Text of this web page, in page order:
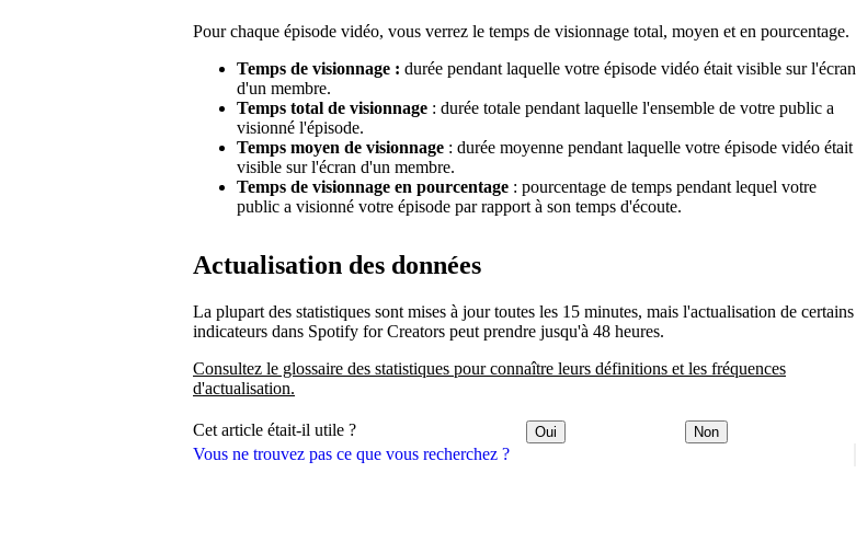
Vous ne trouvez pas ce que vous recherchez ?
Pour chaque épisode vidéo, vous verrez le temps de visionnage total, moyen et en pourcentage.
Temps de visionnage : durée pendant laquelle votre épisode vidéo était visible sur l'écran
d'un membre.
Temps total de visionnage : durée totale pendant laquelle l'ensemble de votre public a
visionné l'épisode.
Temps moyen de visionnage : durée moyenne pendant laquelle votre épisode vidéo était
visible sur l'écran d'un membre.
Temps de visionnage en pourcentage : pourcentage de temps pendant lequel votre
public a visionné votre épisode par rapport à son temps d'écoute.
Actualisation des données
La plupart des statistiques sont mises à jour toutes les 15 minutes, mais l'actualisation de certains
indicateurs dans Spotify for Creators peut prendre jusqu'à 48 heures.
Consultez le glossaire des statistiques pour connaître leurs définitions et les fréquences
d'actualisation.
Cet article était-il utile ? Oui Non